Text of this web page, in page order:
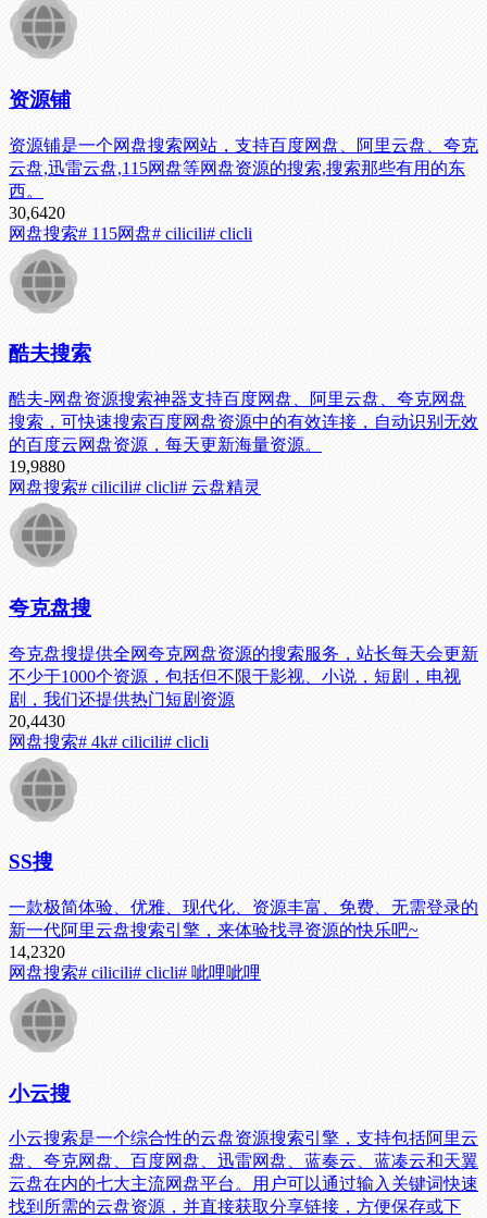
资源铺
资源铺是一个网盘搜索网站，支持百度网盘、阿里云盘、夸克
云盘,迅雷云盘,115网盘等网盘资源的搜索,搜索那些有用的东
西。
30,6420
网盘搜索# 115网盘# cilicili# clicli
酷夫搜索
酷夫-网盘资源搜索神器支持百度网盘、阿里云盘、夸克网盘
搜索，可快速搜索百度网盘资源中的有效连接，自动识别无效
的百度云网盘资源，每天更新海量资源。
19,9880
网盘搜索# cilicili# clicli# 云盘精灵
夸克盘搜
夸克盘搜提供全网夸克网盘资源的搜索服务，站长每天会更新
不少于1000个资源，包括但不限于影视、小说，短剧，电视
剧，我们还提供热门短剧资源
20,4430
网盘搜索# 4k# cilicili# clicli
SS搜
一款极简体验、优雅、现代化、资源丰富、免费、无需登录的
新一代阿里云盘搜索引擎，来体验找寻资源的快乐吧~
14,2320
网盘搜索# cilicili# clicli# 呲哩呲哩
小云搜
小云搜索是一个综合性的云盘资源搜索引擎，支持包括阿里云
盘、夸克网盘、百度网盘、迅雷网盘、蓝奏云、蓝凑云和天翼
云盘在内的七大主流网盘平台。用户可以通过输入关键词快速
找到所需的云盘资源，并直接获取分享链接，方便保存或下